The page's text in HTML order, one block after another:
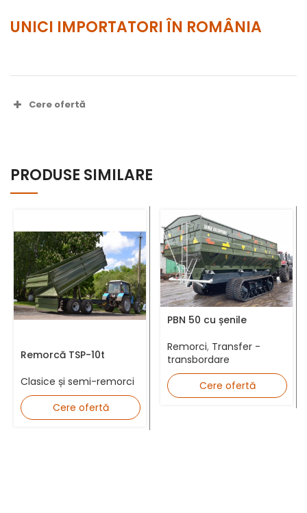
UNICI IMPORTATORI ÎN ROMÂNIA
Cere ofertă
Nume complet *
Număr telefon *
Adresă Email *
Județ *
PRODUSE SIMILARE
Remorcă TSP-10t
Clasice și semi-remorci
Cere ofertă
PBN 50 cu șenile
Remorci, Transfer -
transbordare
Cere ofertă